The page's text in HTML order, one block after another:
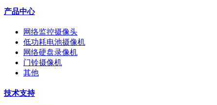
产品中心
网络监控摄像头
低功耗电池摄像机
网络硬盘录像机
门铃摄像机
其他
技术支持